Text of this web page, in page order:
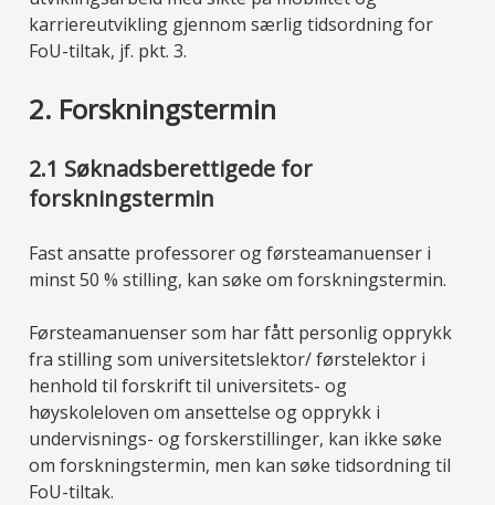
karriereutvikling gjennom særlig tidsordning for
FoU-tiltak, jf. pkt. 3.
2. Forskningstermin
2.1 Søknadsberettigede for
forskningstermin
Fast ansatte professorer og førsteamanuenser i
minst 50 % stilling, kan søke om forskningstermin.
Førsteamanuenser som har fått personlig opprykk
fra stilling som universitetslektor/ førstelektor i
henhold til forskrift til universitets- og
høyskoleloven om ansettelse og opprykk i
undervisnings- og forskerstillinger, kan ikke søke
om forskningstermin, men kan søke tidsordning til
FoU-tiltak.